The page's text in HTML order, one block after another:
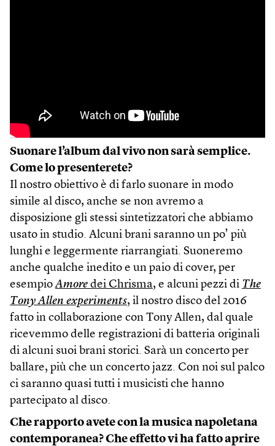
Suonare l’album dal vivo non sarà semplice.
Come lo presenterete?
Il nostro obiettivo è di farlo suonare in modo
simile al disco, anche se non avremo a
disposizione gli stessi sintetizzatori che abbiamo
usato in studio. Alcuni brani saranno un po’ più
lunghi e leggermente riarrangiati. Suoneremo
anche qualche inedito e un paio di cover, per
esempioAmore dei Chrisma, e alcuni pezzi di The
Tony Allen experiments, il nostro disco del 2016
fatto in collaborazione con Tony Allen, dal quale
ricevemmo delle registrazioni di batteria originali
di alcuni suoi brani storici. Sarà un concerto per
ballare, più che un concerto jazz. Con noi sul palco
ci saranno quasi tutti i musicisti che hanno
partecipato al disco.
Che rapporto avete con la musica napoletana
contemporanea? Che effetto vi ha fatto aprire